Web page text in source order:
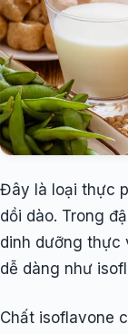
Đây là loại thực
dồi dào. Trong
dinh dưỡng thực
dễ dàng như
Chất isoflavone